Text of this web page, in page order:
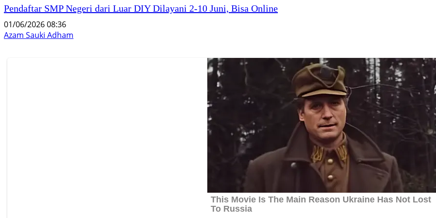
Pendaftar SMP Negeri dari Luar DIY Dilayani 2-10 Juni, Bisa Online
01/06/2026 08:36
Azam Sauki Adham